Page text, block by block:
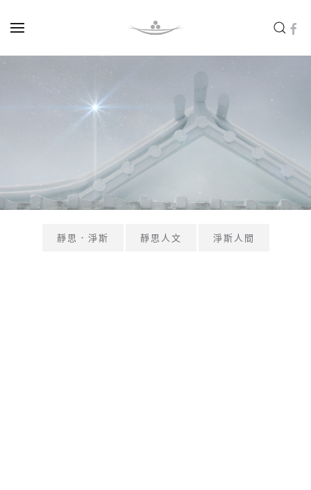
靜思．淨斯 靜思人文 淨斯人間